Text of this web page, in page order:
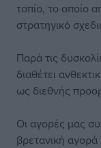
τοπίο, το οποίο
στρατηγικό
Παρά τις
διαθέτει
ως διεθνής
Οι αγορές μας
βρετανική αγορά